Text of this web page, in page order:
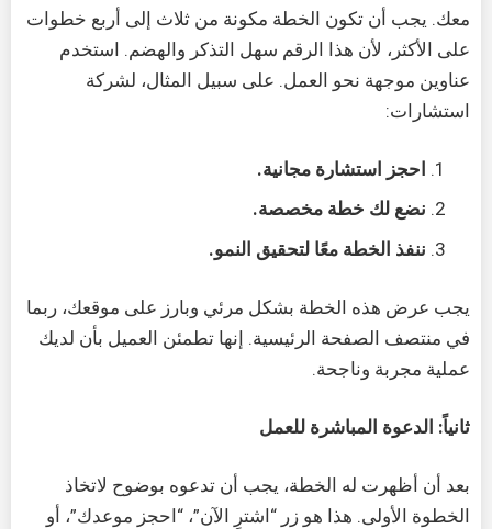
معك. يجب أن تكون الخطة مكونة من ثلاث إلى أربع خطوات
على الأكثر، لأن هذا الرقم سهل التذكر والهضم. استخدم
عناوين موجهة نحو العمل. على سبيل المثال، لشركة
استشارات:
احجز استشارة مجانية.
نضع لك خطة مخصصة.
ننفذ الخطة معًا لتحقيق النمو.
يجب عرض هذه الخطة بشكل مرئي وبارز على موقعك، ربما
في منتصف الصفحة الرئيسية. إنها تطمئن العميل بأن لديك
عملية مجربة وناجحة.
ثانياً: الدعوة المباشرة للعمل
بعد أن أظهرت له الخطة، يجب أن تدعوه بوضوح لاتخاذ
الخطوة الأولى. هذا هو زر “اشترِ الآن”، “احجز موعدك”، أو